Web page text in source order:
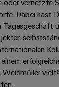
oder vernetzte
Dabei hast
Tagesgeschäft
Weidmüller